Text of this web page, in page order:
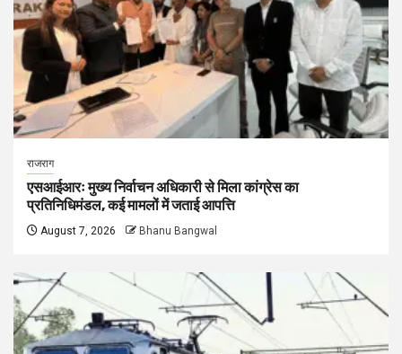
राजराग
एसआईआरः मुख्य निर्वाचन अधिकारी से मिला कांग्रेस का
प्रतिनिधिमंडल, कई मामलों में जताई आपत्ति
August 7, 2026 Bhanu Bangwal